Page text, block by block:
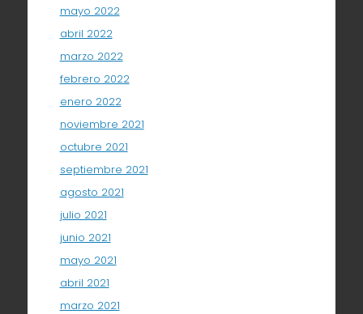
mayo 2022
abril 2022
marzo 2022
febrero 2022
enero 2022
noviembre 2021
octubre 2021
septiembre 2021
agosto 2021
julio 2021
junio 2021
mayo 2021
abril 2021
marzo 2021